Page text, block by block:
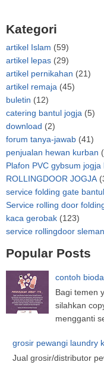
Kategori
artikel Islam (59)
artikel lepas (29)
artikel pernikahan (21)
artikel remaja (45)
buletin (12)
catering bantul jogja (5)
download (2)
forum tanya-jawab (41)
penjualan hewan kurban
Plafon PVC gybsum jogja
ROLLINGDOOR JOGJA
service folding gate bantul
Service rolling door
kaca gerobak (123)
service rollingdoor sleman
Popular Posts
contoh
Bagi temen
silahkan
mengganti
grosir pewangi laundry
Jual grosir/distributor